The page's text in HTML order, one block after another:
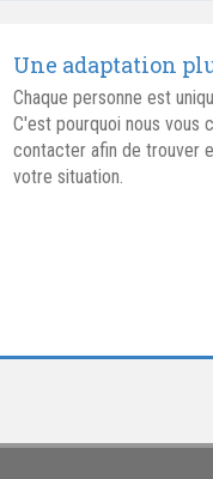
Une adaptation
Chaque personne est
C'est pourquoi nous vous
contacter afin de trouver
votre situation.